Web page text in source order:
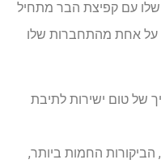
עם קפיצת הבר מתחיל
על אחת מהתחברות שלו
של טום ישירות לתיבת
קבל גישה מיידית ל- Breaking News, הביקורות החמות ביותר,